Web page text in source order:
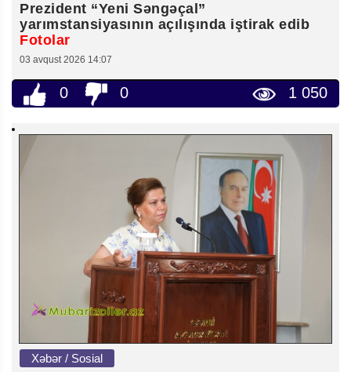
Prezident “Yeni Səngəçal”
yarımstansiyasının açılışında iştirak edib
Fotolar
03 avqust 2026 14:07
0 0 1 050
Xəbər / Sosial